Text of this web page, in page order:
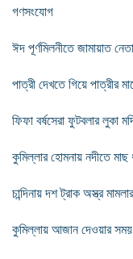
গণসংযোগ
ঈদ পূর্ণমিলনীতে জামায়াত
পাত্রী দেখতে গিয়ে পাত্রীর
ফিফা বর্ষসেরা ফুটবলার লুকা
কুমিল্লার হোমনায় নদীতে
চান্দিনায় দশ ট্রাক অস্ত্র
কুমিল্লায় আজান দেওয়ার